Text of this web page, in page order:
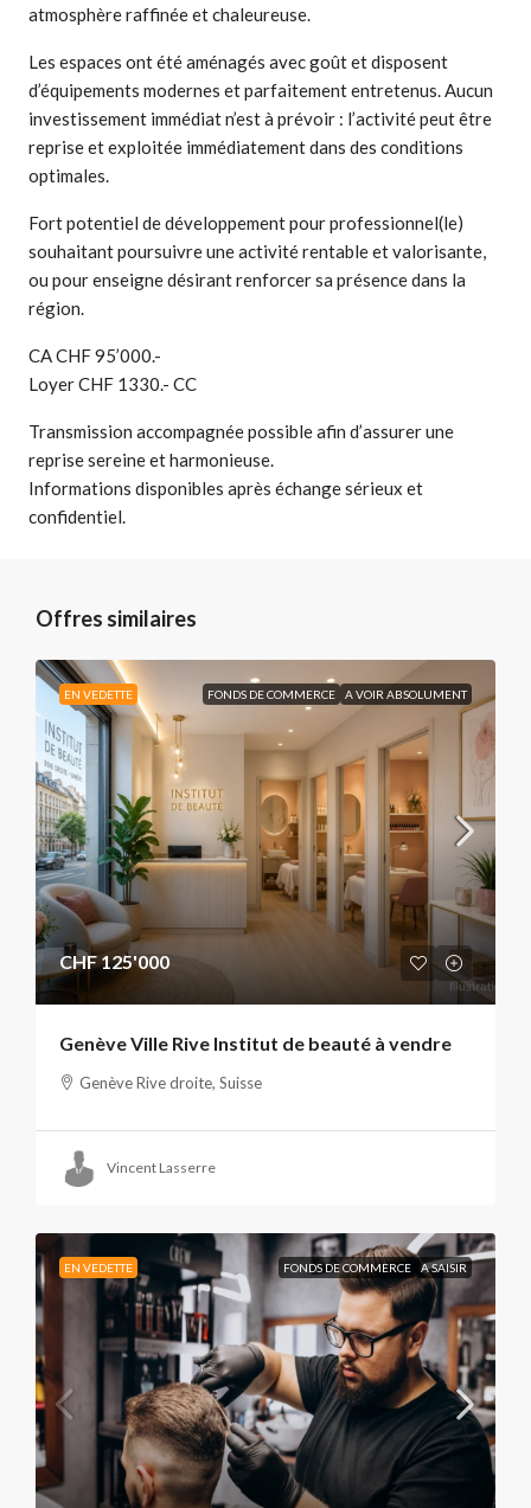
atmosphère raffinée et chaleureuse.
Les espaces ont été aménagés avec goût et disposent
d’équipements modernes et parfaitement entretenus. Aucun
investissement immédiat n’est à prévoir : l’activité peut être
reprise et exploitée immédiatement dans des conditions
optimales.
Fort potentiel de développement pour professionnel(le)
souhaitant poursuivre une activité rentable et valorisante,
ou pour enseigne désirant renforcer sa présence dans la
région.
CA CHF 95’000.-
Loyer CHF 1330.- CC
Transmission accompagnée possible afin d’assurer une
reprise sereine et harmonieuse.
Informations disponibles après échange sérieux et
confidentiel.
Offres similaires
EN VEDETTE FONDS DE COMMERCE A VOIR ABSOLUMENT
CHF 125'000
Genève Ville Rive Institut de beauté à vendre
Genève Rive droite, Suisse
Vincent Lasserre
EN VEDETTE FONDS DE COMMERCE A SAISIR